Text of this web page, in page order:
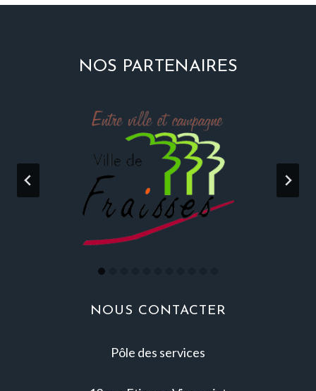
NOS PARTENAIRES
NOUS CONTACTER
Pôle des services